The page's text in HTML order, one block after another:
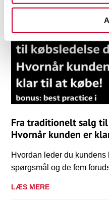
Fra traditionelt salg
Hvornår kunden er
Hvordan leder du
spørgsmål og de fem
LÆS MERE